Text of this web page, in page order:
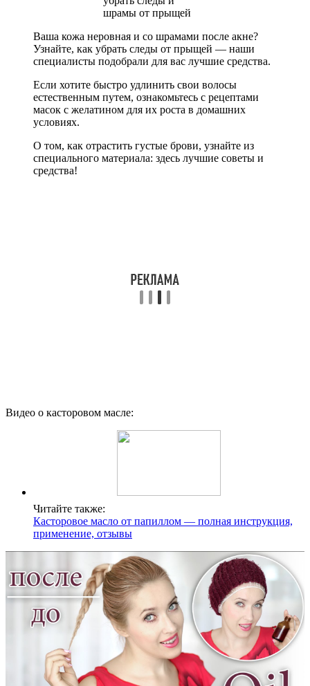
Ваша кожа неровная и со шрамами после акне?
Узнайте, как убрать следы от прыщей — наши
специалисты подобрали для вас лучшие средства.
Если хотите быстро удлинить свои волосы
естественным путем, ознакомьтесь с рецептами
масок с желатином для их роста в домашних
условиях.
О том, как отрастить густые брови, узнайте из
специального материала: здесь лучшие советы и
средства!
Видео о касторовом масле:
Читайте также:
Касторовое масло от папиллом — полная инструкция,
применение, отзывы